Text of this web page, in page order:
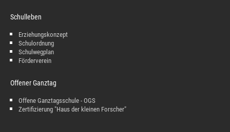
Schulleben
Erziehungskonzept
Schulordnung
Schulwegplan
Förderverein
Offener Ganztag
Offene Ganztagsschule - OGS
Zertifizierung "Haus der kleinen Forscher"